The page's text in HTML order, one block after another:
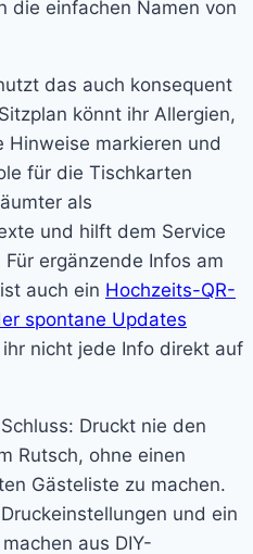
die einfachen Namen von
das auch konsequent
könnt ihr Allergien,
Hinweise markieren und
für die Tischkarten
als
und hilft dem Service
ergänzende Infos am
auch ein Hochzeits-QR-
spontane Updates
nicht jede Info direkt auf
Druckt nie den
Rutsch, ohne einen
Gästeliste zu machen.
und ein
aus DIY-